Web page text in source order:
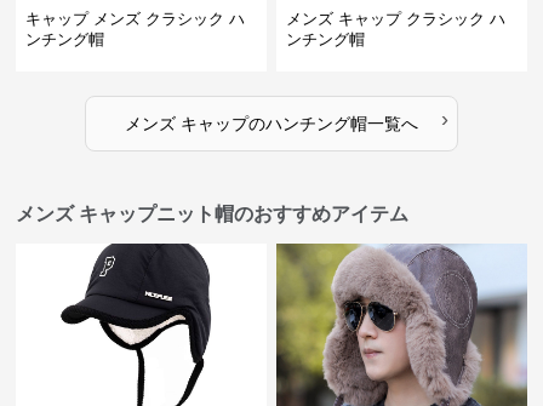
キャップ メンズ クラシック ハ
ンチング帽
メンズ キャップ クラシック ハ
ンチング帽
メンズ キャップのハンチング帽一覧へ ›
メンズ キャップニット帽のおすすめアイテム